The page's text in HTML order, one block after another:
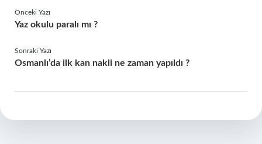
Önceki Yazı
Yaz okulu paralı mı ?
Sonraki Yazı
Osmanlı’da ilk kan nakli ne zaman yapıldı ?